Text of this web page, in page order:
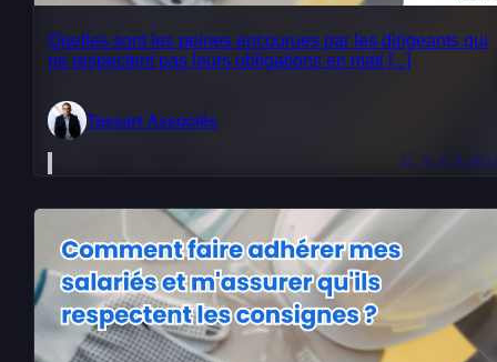
Quelles sont les peines encourues par les dirigeants qui
ne respectent pas leurs obligations en mati [...]
Tassart Associés
il y a 4